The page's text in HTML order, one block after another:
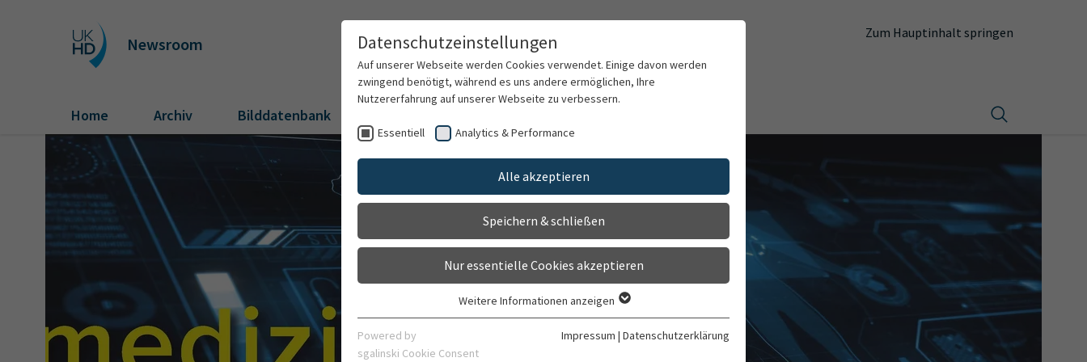
Newsroom
Zum Hauptinhalt springen
Home Archiv Bilddatenbank
Datenschutzeinstellungen
Auf unserer Webseite werden Cookies verwendet. Einige davon werden
zwingend benötigt, während es uns andere ermöglichen, Ihre
Nutzererfahrung auf unserer Webseite zu verbessern.
Essentiell Analytics & Performance
Alle akzeptieren
Speichern & schließen
Nur essentielle Cookies akzeptieren
Essentielle Cookies werden für grundlegende Funktionen der Webseite
benötigt. Dadurch ist gewährleistet, dass die Webseite einwandfrei
Weitere Informationen anzeigen
Powered by
sgalinski Cookie Consent
Impressum | Datenschutzerklärung